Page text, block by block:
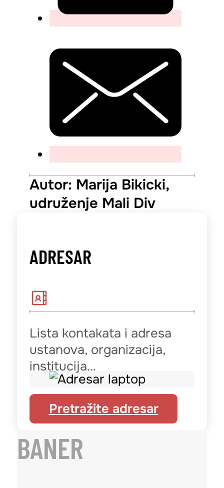
Autor: Marija Bikicki,
udruženje Mali Div
ADRESAR
Lista kontakata i adresa
ustanova, organizacija,
institucija…
Pretražite adresar
BANER